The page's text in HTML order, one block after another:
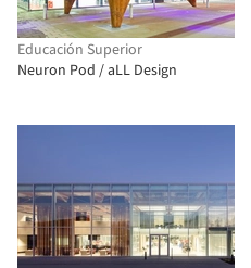
Educación Superior
Neuron Pod / aLL Design